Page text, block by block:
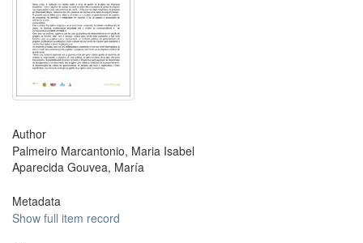
Author
Palmeiro Marcantonio, Maria Isabel
Aparecida Gouvea, María
Metadata
Show full item record